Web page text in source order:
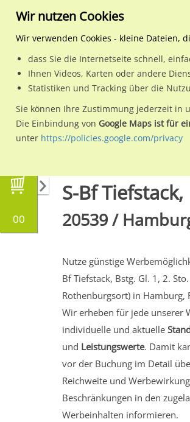
Wähle den Werbestandort:
00
S-Bf
20539 /
Nutze günstige
Bf Tiefstack, Bstg. Gl. 1, 2. Sto.
Rothenburgsort) in Hamburg,
Wir erheben für jede unserer
individuelle und aktuelle
und Leistungswerte. Damit
vor der Buchung im Detail
Reichweite und
Beschränkungen in den
Werbeinhalten informieren.
Wir nutzen Cookies
Wir verwenden Cookies - kleine Dateien,
dass Sie die Internetseite schnell,
Ihnen Videos, Karten oder andere
Statistiken und Tracking über die
Sie können Ihre Zustimmung jederzeit in
Die Einbindung von Google Maps ist für
unter https://policies.google.com/privacy